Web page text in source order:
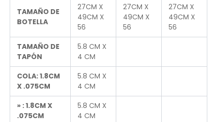
TAMAÑO DE
BOTELLA
27CM X
49CM X
56
27CM X
49CM X
56
27CM X
49CM X
56
TAMAÑO DE
TAPÓN
5.8 CM X
4 CM
COLA: 1.8CM
X .075CM
5.8 CM X
4 CM
» : 1.8CM X
.075CM
5.8 CM X
4 CM